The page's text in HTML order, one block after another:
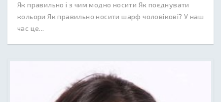
Як правильно і з чим модно носити Як поєднувати
кольори Як правильно носити шарф чоловікові? У наш
час це...